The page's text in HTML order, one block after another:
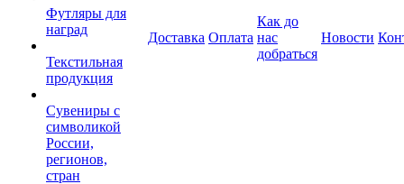
Футляры для
наград
Текстильная
продукция
Сувениры с
символикой
России,
регионов,
стран
Доставка Оплата
Как до
нас
добраться
Новости